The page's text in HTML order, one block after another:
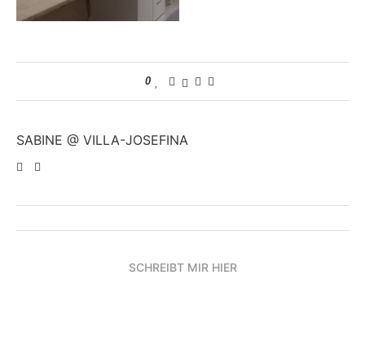
0
SABINE @ VILLA-JOSEFINA
SCHREIBT MIR HIER